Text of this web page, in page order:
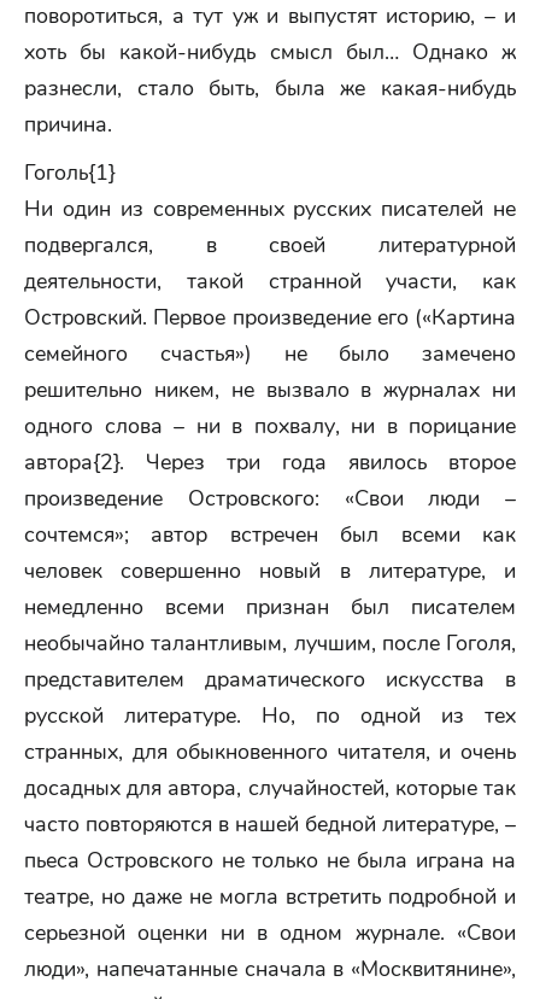
поворотиться, а тут уж и выпустят историю, – и
хоть бы какой-нибудь смысл был… Однако ж
разнесли, стало быть, была же какая-нибудь
причина.
Гоголь{1}
Ни один из современных русских писателей не
подвергался, в своей литературной
деятельности, такой странной участи, как
Островский. Первое произведение его («Картина
семейного счастья») не было замечено
решительно никем, не вызвало в журналах ни
одного слова – ни в похвалу, ни в порицание
автора{2}. Через три года явилось второе
произведение Островского: «Свои люди –
сочтемся»; автор встречен был всеми как
человек совершенно новый в литературе, и
немедленно всеми признан был писателем
необычайно талантливым, лучшим, после Гоголя,
представителем драматического искусства в
русской литературе. Но, по одной из тех
странных, для обыкновенного читателя, и очень
досадных для автора, случайностей, которые так
часто повторяются в нашей бедной литературе, –
пьеса Островского не только не была играна на
театре, но даже не могла встретить подробной и
серьезной оценки ни в одном журнале. «Свои
люди», напечатанные сначала в «Москвитянине»,